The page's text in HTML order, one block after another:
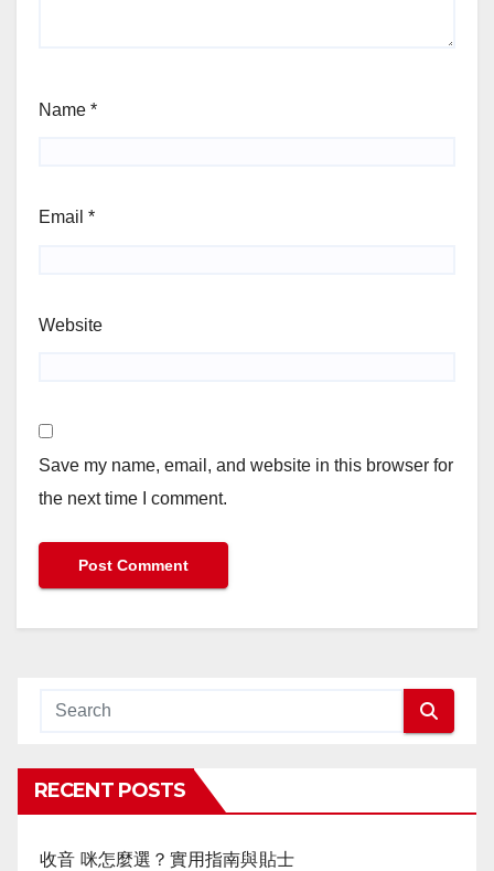
Name *
Email *
Website
Save my name, email, and website in this browser for
the next time I comment.
RECENT POSTS
收音 咪怎麼選？實用指南與貼士